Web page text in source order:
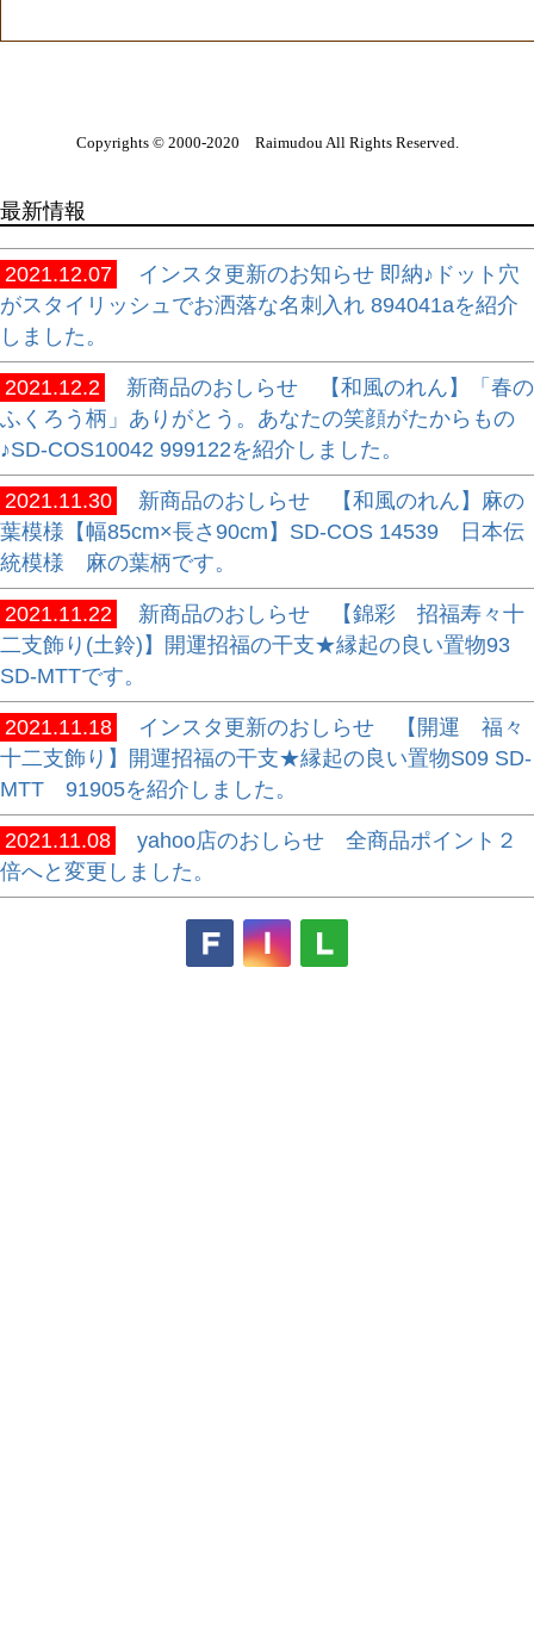
Copyrights © 2000-2020 Raimudou All Rights Reserved.
最新情報
2021.12.07
インスタ更新のお知らせ 即納♪ドット穴
がスタイリッシュでお洒落な名刺入れ 894041aを紹介
しました。
2021.12.2
新商品のおしらせ 【和風のれん】「春の
ふくろう柄」ありがとう。あなたの笑顔がたからもの
♪SD-COS10042 999122を紹介しました。
2021.11.30
新商品のおしらせ 【和風のれん】麻の
葉模様【幅85cm×長さ90cm】SD-COS 14539 日本伝
統模様 麻の葉柄です。
2021.11.22
新商品のおしらせ 【錦彩 招福寿々十
二支飾り(土鈴)】開運招福の干支★縁起の良い置物93
SD-MTTです。
2021.11.18
インスタ更新のおしらせ 【開運 福々
十二支飾り】開運招福の干支★縁起の良い置物S09 SD-
MTT 91905を紹介しました。
2021.11.08
yahoo店のおしらせ 全商品ポイント２
倍へと変更しました。